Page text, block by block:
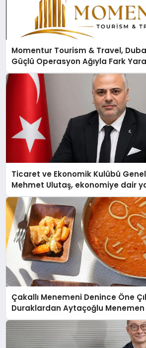
Momentur Tourism & Travel,
Güçlü Operasyon Ağıyla Fark
Ticaret ve Ekonomik Kulübü Genel
Mehmet Ulutaş, ekonomiye dair
açıklamada şunları kaydetti:
Çakallı Menemeni Denince Öne
Duraklardan Aytaçoğlu Menemen